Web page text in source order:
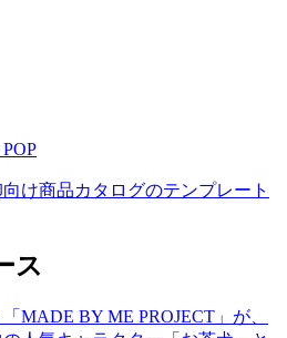
け商品カタログのテンプレート
ス
MADE BY ME PROJECT」が、